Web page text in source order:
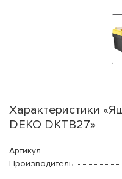
Характеристики
DEKO DKTB27»
Артикул
Производитель